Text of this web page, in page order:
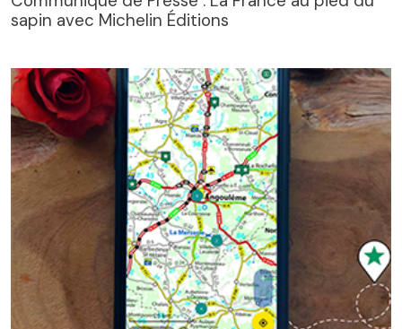
sapin avec Michelin Éditions